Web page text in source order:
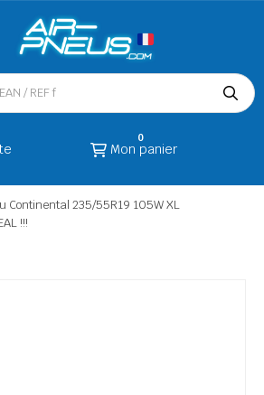
Mon panier
0
Continental 235/55R19 105W XL
!!!